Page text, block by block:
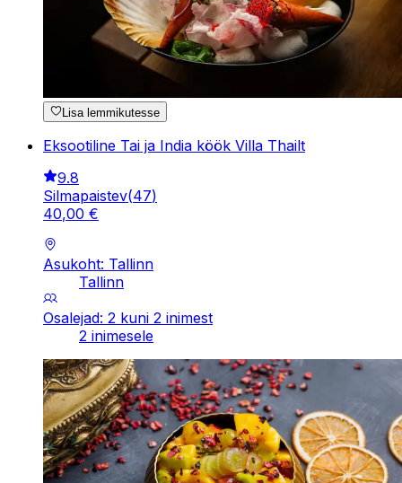
Lisa lemmikutesse
Eksootiline Tai ja India köök Villa Thailt
9.8
Silmapaistev(47)
40,00 €
Asukoht: Tallinn
Tallinn
Osalejad: 2 kuni 2 inimest
2 inimesele